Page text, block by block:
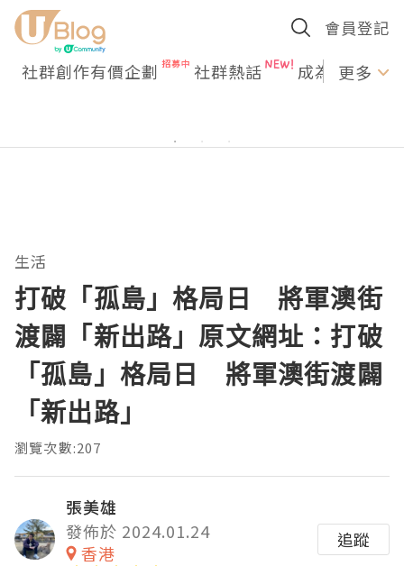
會員登記
社群創作有價企劃 社群熱話 成為U更多
生活
打破「孤島」格局日 將軍澳街
渡闢「新出路」原文網址：打破
「孤島」格局日 將軍澳街渡闢
「新出路」
瀏覽次數:207
張美雄
發佈於 2024.01.24
香港
追蹤